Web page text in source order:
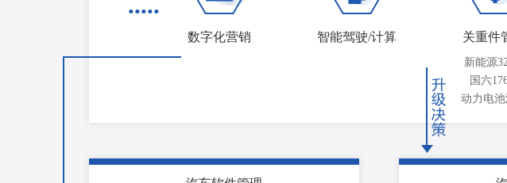
•••••
数字化营销 智能驾驶/计算 关重件
新能源
国六
动力电